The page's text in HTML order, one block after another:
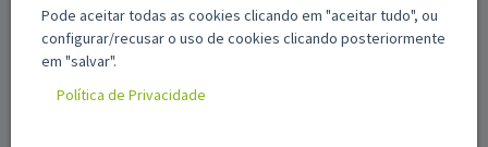
Pode aceitar todas as cookies clicando em "aceitar tudo", ou
configurar/recusar o uso de cookies clicando posteriormente
em "salvar".
Política de Privacidade